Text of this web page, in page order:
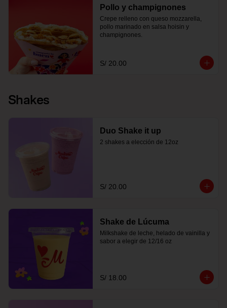
Pollo y champignones
Crepe relleno con queso mozzarella,
pollo marinado en salsa hoisin y
champignones.
S/ 20.00
Shakes
Duo Shake it up
2 shakes a elección de 12oz
S/ 20.00
Shake de Lúcuma
Milkshake de leche, helado de vainilla y
sabor a elegir de 12/16 oz
S/ 18.00